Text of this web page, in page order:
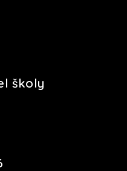
školy